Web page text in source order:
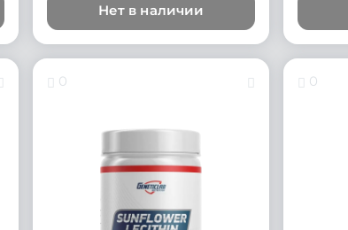
Нет в наличии
0 0